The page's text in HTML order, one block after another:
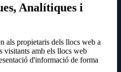
Analítiques i
als propietaris dels llocs web a
visitants amb els llocs web
d'informació de forma